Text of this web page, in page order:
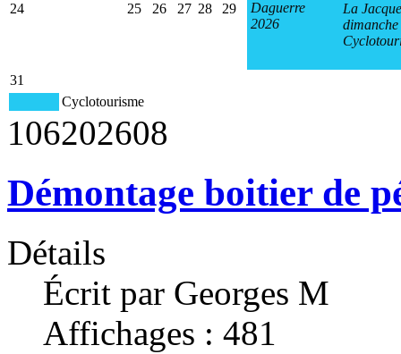
24 25 26 27 28 29
La
31
Cyclotourisme
106202608
Démontage boitier de
Détails
Écrit par Georges M
Affichages : 481